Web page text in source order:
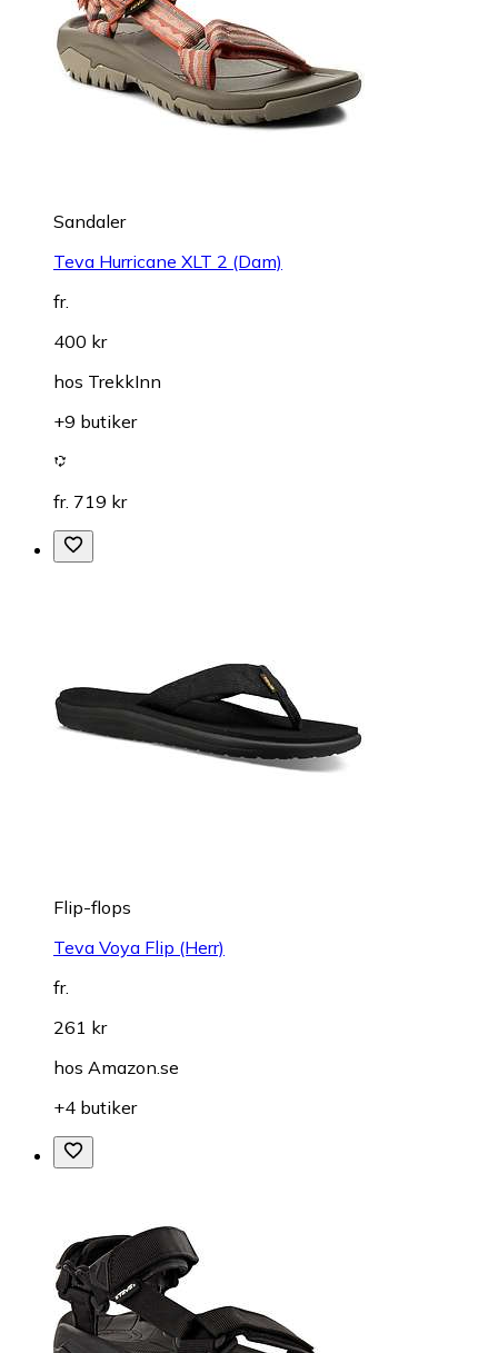
Sandaler
Teva Hurricane XLT 2 (Dam)
fr.
400 kr
hos TrekkInn
+9 butiker
fr. 719 kr
Flip-flops
Teva Voya Flip (Herr)
fr.
261 kr
hos Amazon.se
+4 butiker